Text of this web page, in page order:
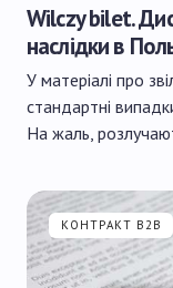
Wilczy bilet.
наслідки в
У матеріалі про
стандартні
На жаль,
КОНТРАКТ B2B